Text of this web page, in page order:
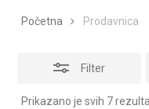
Početna Prodavnica
Filter
Prikazano je svih 7